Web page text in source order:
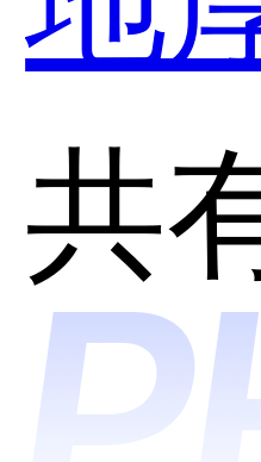
哪
用
图
好